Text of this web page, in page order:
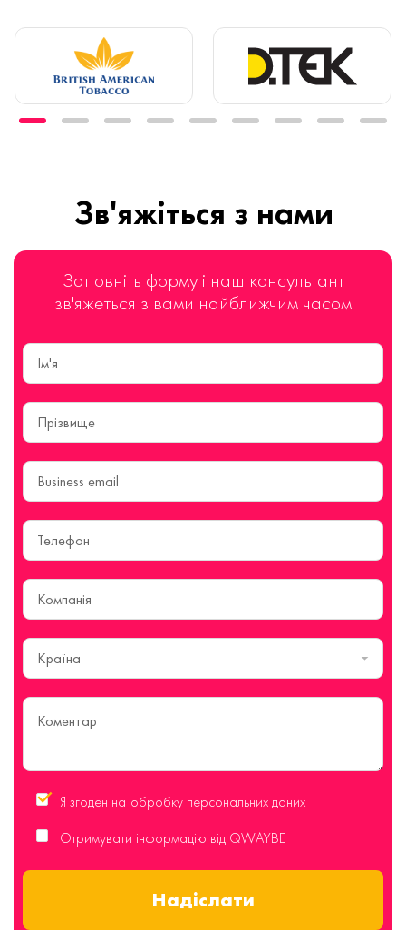
Зв'яжіться з нами
Заповніть форму і наш консультант
зв'яжеться з вами найближчим часом
Країна
Я згоден на обробку персональних даних
Отримувати інформацію від QWAYBE
Надіслати